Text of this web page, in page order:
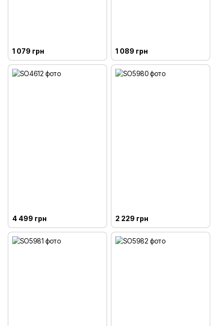
1 079 грн 1 089 грн
4 499 грн 2 229 грн